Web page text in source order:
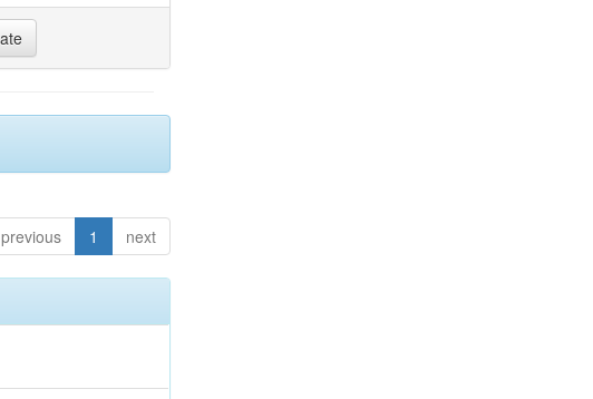
previous 1 next